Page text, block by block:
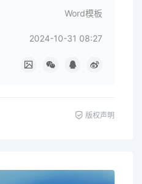
Word模板
2024-10-31 08:27
版权声明